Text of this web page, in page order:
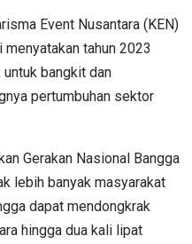
Event Nusantara (KEN)
tahun 2023
bangkit dan
pertumbuhan sektor
Gerakan Nasional Bangga
lebih banyak masyarakat
dapat mendongkrak
hingga dua kali lipat